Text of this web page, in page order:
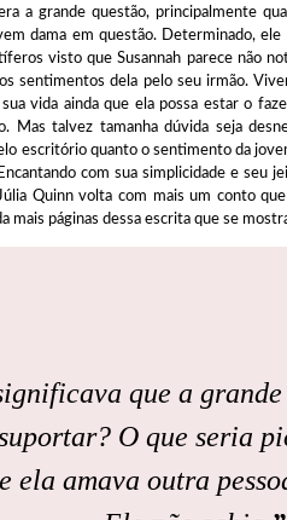
a grande questão, principalmente
dama em questão. Determinado,
visto que Susannah parece não
sentimentos dela pelo seu irmão.
vida ainda que ela possa estar o
Mas talvez tamanha dúvida seja
escritório quanto o sentimento da
com sua simplicidade e
Quinn volta com mais um conto
mais páginas dessa escrita que se
que a
O que seria
ela amava outra